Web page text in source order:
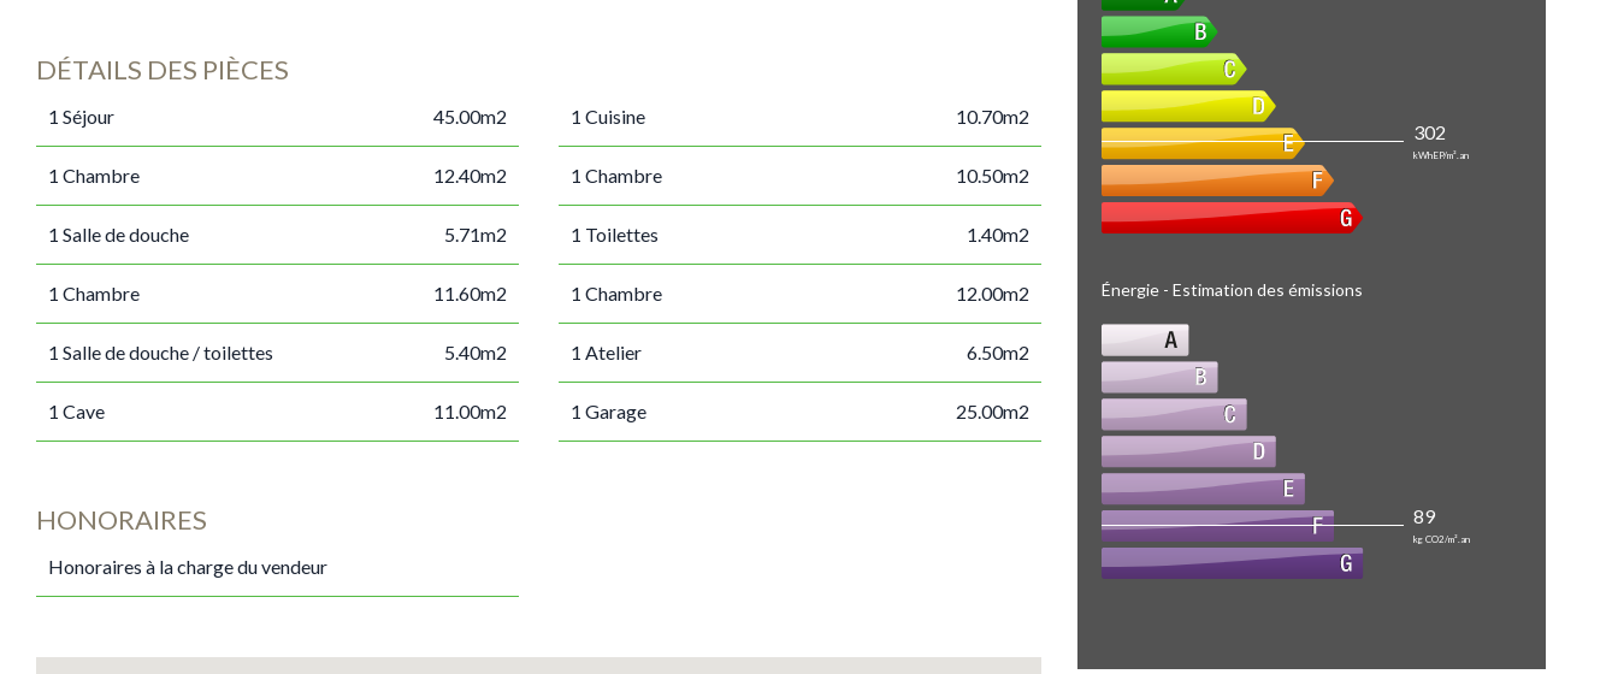
DÉTAILS DES PIÈCES
1 Séjour 45.00m2 1 Cuisine 10.70m2
1 Chambre 12.40m2 1 Chambre 10.50m2
1 Salle de douche 5.71m2 1 Toilettes 1.40m2
1 Chambre 11.60m2 1 Chambre 12.00m2
1 Salle de douche / toilettes 5.40m2 1 Atelier 6.50m2
1 Cave 11.00m2 1 Garage 25.00m2
HONORAIRES
Honoraires à la charge du vendeur
302
kWhEP/m².an
Énergie - Estimation des émissions
89
kg CO2/m².an